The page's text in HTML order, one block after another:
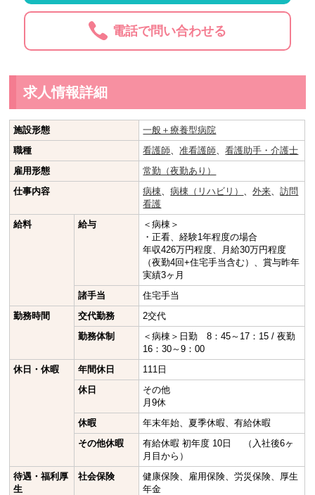
電話で問い合わせる
求人情報詳細
施設形態
一般＋療養型病院
職種
看護師 、准看護師 、看護助手・介護士
雇用形態
常勤（夜勤あり）
仕事内容
病棟 、病棟（リハビリ） 、外来 、訪問
看護
給料
給与
＜病棟＞
・正看、経験1年程度の場合
年収426万円程度、月給30万円程度
（夜勤4回+住宅手当含む）、賞与昨年
実績3ヶ月
諸手当
住宅手当
勤務時間
交代勤務
2交代
勤務体制
＜病棟＞日勤 8：45～17：15 / 夜勤
16：30～9：00
休日・休暇
年間休日
111日
休日
その他
月9休
休暇
年末年始、夏季休暇、有給休暇
その他休暇
有給休暇 初年度 10日 （入社後6ヶ
月目から）
待遇・福利厚
生
社会保険
健康保険、雇用保険、労災保険、厚生
年金